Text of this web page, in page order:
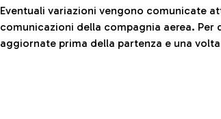
Eventuali variazioni vengono comunicate
comunicazioni della compagnia aerea.
aggiornate prima della partenza e una